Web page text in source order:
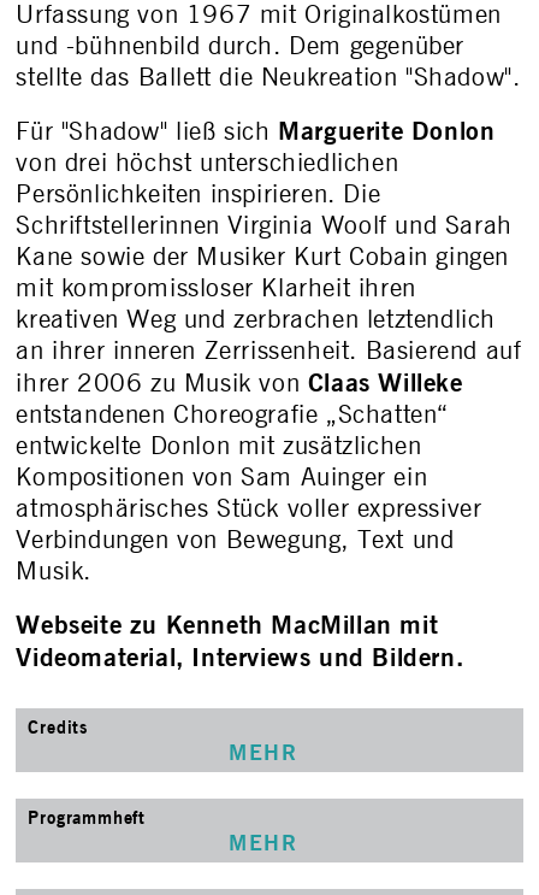
Urfassung von 1967 mit Originalkostümen
und -bühnenbild durch. Dem gegenüber
stellte das Ballett die Neukreation "Shadow".
Für "Shadow" ließ sich Marguerite Donlon
von drei höchst unterschiedlichen
Persönlichkeiten inspirieren. Die
Schriftstellerinnen Virginia Woolf und Sarah
Kane sowie der Musiker Kurt Cobain gingen
mit kompromissloser Klarheit ihren
kreativen Weg und zerbrachen letztendlich
an ihrer inneren Zerrissenheit. Basierend auf
ihrer 2006 zu Musik von Claas Willeke
entstandenen Choreografie „Schatten“
entwickelte Donlon mit zusätzlichen
Kompositionen von Sam Auinger ein
atmosphärisches Stück voller expressiver
Verbindungen von Bewegung, Text und
Musik.
Webseite zu Kenneth MacMillan mit
Videomaterial, Interviews und Bildern.
Credits
MEHR
Programmheft
MEHR